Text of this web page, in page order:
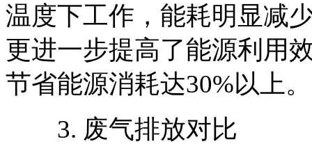
温度下工作，能耗明显减
更进一步提高了能源利用
节省能源消耗达30%以上。
3. 废气排放对比